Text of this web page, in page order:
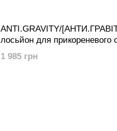
ANTI.GRAVITY/
лосьйон для прикореневого
150 мл
1 985 грн